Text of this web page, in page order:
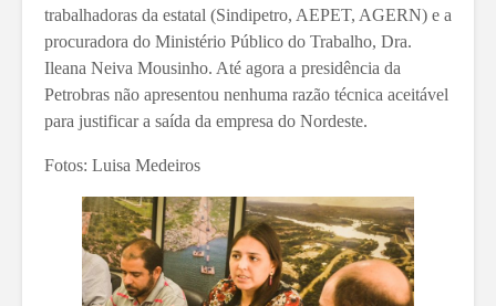
trabalhadoras da estatal (Sindipetro, AEPET, AGERN) e a
procuradora do Ministério Público do Trabalho, Dra.
Ileana Neiva Mousinho. Até agora a presidência da
Petrobras não apresentou nenhuma razão técnica aceitável
para justificar a saída da empresa do Nordeste.
Fotos: Luisa Medeiros